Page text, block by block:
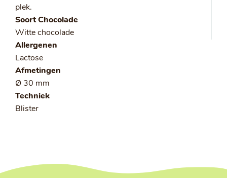
plek.
Soort Chocolade
Witte chocolade
Allergenen
Lactose
Afmetingen
Ø 30 mm
Techniek
Blister